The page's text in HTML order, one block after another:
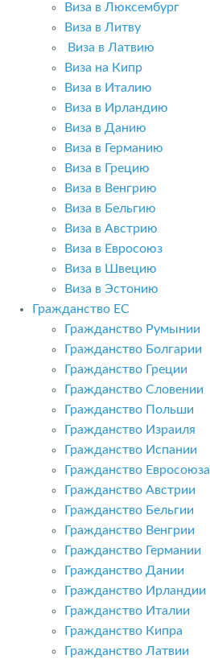
Виза в Люксембург
Виза в Литву
Виза в Латвию
Виза на Кипр
Виза в Италию
Виза в Ирландию
Виза в Данию
Виза в Германию
Виза в Грецию
Виза в Венгрию
Виза в Бельгию
Виза в Австрию
Виза в Евросоюз
Виза в Швецию
Виза в Эстонию
Гражданство ЕС
Гражданство Румынии
Гражданство Болгарии
Гражданство Греции
Гражданство Словении
Гражданство Польши
Гражданство Израиля
Гражданство Испании
Гражданство Евросоюза
Гражданство Австрии
Гражданство Бельгии
Гражданство Венгрии
Гражданство Германии
Гражданство Дании
Гражданство Ирландии
Гражданство Италии
Гражданство Кипра
Гражданство Латвии